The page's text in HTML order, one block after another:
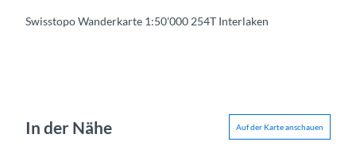
Swisstopo Wanderkarte 1:50'000 254T Interlaken
In der Nähe Auf der Karte anschauen